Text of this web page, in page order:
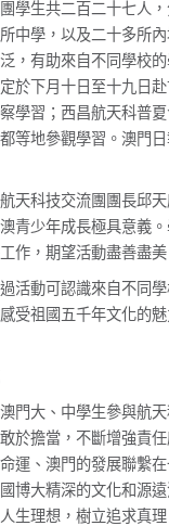
學生共二百二十七人
中學，以及二十多所
，有助來自不同學校
於下月十日至十九日
學習；西昌航天科普
等地參觀學習。澳門
天科技交流團團長邱
青少年成長極具意義
作，期望活動盡善盡美
活動可認識來自不同
受祖國五千年文化的
門大、中學生參與航
於擔當，不斷增強責
運、澳門的發展聯繫
博大精深的文化和源
生理想，樹立追求真